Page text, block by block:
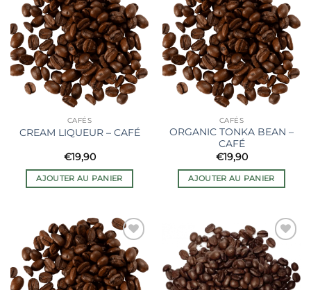
Ajouter
à la liste
de
souhaits
CAFÉS
CREAM LIQUEUR – CAFÉ
€19,90
AJOUTER AU PANIER
Ajouter
à la liste
de
souhaits
CAFÉS
ORGANIC TONKA BEAN –
CAFÉ
€19,90
AJOUTER AU PANIER
Ajouter
à la liste
de
souhaits
Ajouter
à la liste
de
souhaits